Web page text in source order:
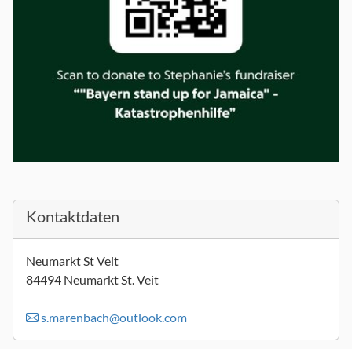
Kontaktdaten
Neumarkt St Veit
84494 Neumarkt St. Veit
s.marenbach@outlook.com